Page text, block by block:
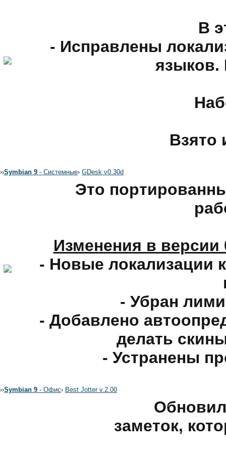
В
- Исправлены
языков.
Взято
››Symbian 9 - Системные› GDesk v0.30d
Это
Изменения в
- Новые локализации
- Убран
- Добавлено
делать
- Устранены
››Symbian 9 - Офис› Best Jotter v.2.00
заметок,